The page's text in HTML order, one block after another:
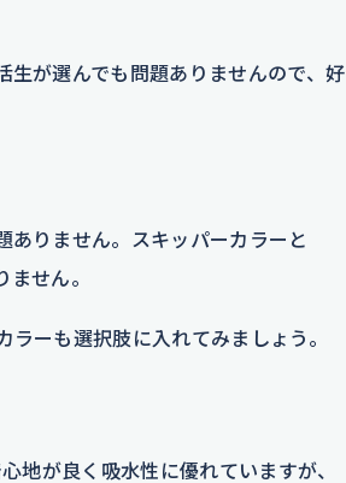
生が選んでも問題ありませんので、好
ありません。スキッパーカラーと
せん。
ラーも選択肢に入れてみましょう。
地が良く吸水性に優れていますが、